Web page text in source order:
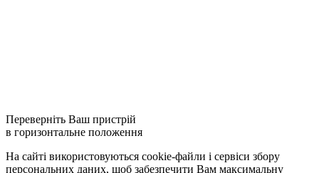
Переверніть Ваш пристрій
в горизонтальне положення
На сайті використовуються cookie-файли і сервіси збору
персональних даних, щоб забезпечити Вам максимальну